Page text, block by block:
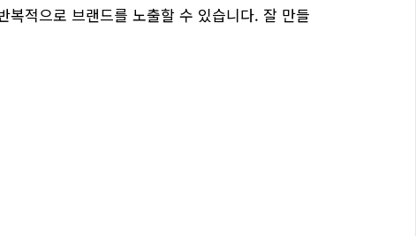
적으로 브랜드를 노출할 수 있습니다. 잘 만들